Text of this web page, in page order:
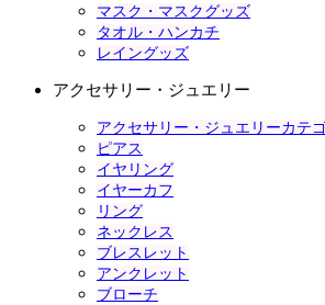
マスク・マスクグッズ
タオル・ハンカチ
レイングッズ
アクセサリー・ジュエリー
アクセサリー・ジュエリーカテ
ピアス
イヤリング
イヤーカフ
リング
ネックレス
ブレスレット
アンクレット
ブローチ